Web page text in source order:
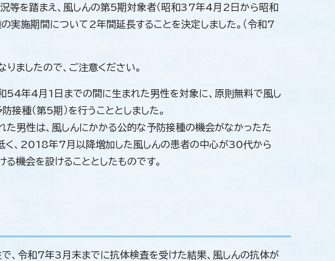
況等を踏まえ、風しんの第5期対象者（昭和37年4月2日から昭和
実施期間について2年間延長することを決定しました。（令和7
ましたので、ご注意ください。
54年4月1日までの間に生まれた男性を対象に、原則無料で風し
種（第5期）を行うこととしました。
男性は、風しんにかかる公的な予防接種の機会がなかったた
く、2018年7月以降増加した風しんの患者の中心が30代から
機会を設けることとしたものです。
令和7年3月末までに抗体検査を受けた結果、風しんの抗体が